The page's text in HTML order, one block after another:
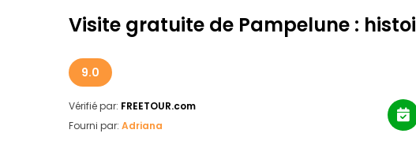
Visite gratuite de Pampelune :
9.0
Vérifié par: FREETOUR.com
Fourni par: Adriana